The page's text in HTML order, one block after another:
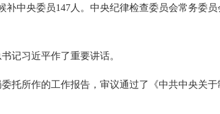
补中央委员147人。中央纪律检查委员会常务委
记习近平作了重要讲话。
托所作的工作报告，审议通过了《中共中央关